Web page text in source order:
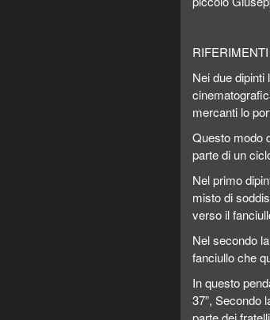
Nei due dipinti
mercanti lo
Questo modo
parte di un
Nel primo
misto di
verso il
Nel secondo
fanciullo che
In questo
37”, Secondo